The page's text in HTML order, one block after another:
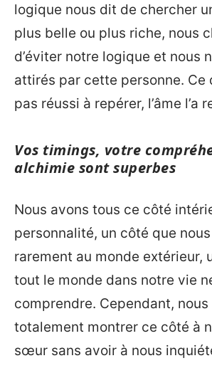
logique nous dit de chercher
plus belle ou plus riche, nous
d’éviter notre logique et nous
attirés par cette personne. Ce
pas réussi à repérer, l’âme l’a
Vos timings, votre
alchimie sont superbes
Nous avons tous ce côté
personnalité, un côté que
rarement au monde extérieur,
tout le monde dans notre vie
comprendre. Cependant,
totalement montrer ce côté à
sœur sans avoir à nous